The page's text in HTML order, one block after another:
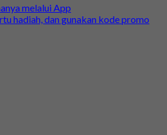
melalui App
hadiah, dan gunakan kode promo